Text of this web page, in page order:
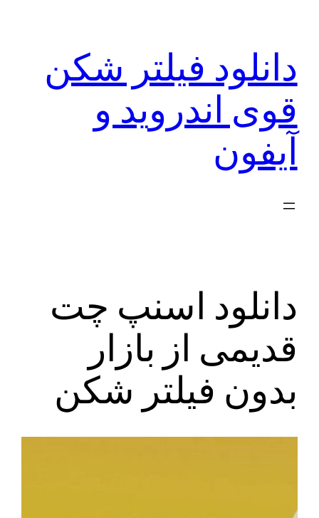
دانلود فیلتر شکن
قوی اندروید و
آیفون
دانلود اسنپ چت
قدیمی از بازار
بدون فیلتر شکن